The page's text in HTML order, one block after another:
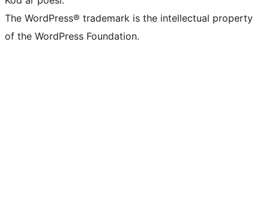
The WordPress® trademark is the intellectual property
of the WordPress Foundation.